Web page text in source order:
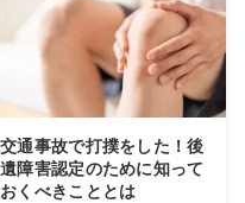
交通事故で打撲をした！後
遺障害認定のために知って
おくべきこととは